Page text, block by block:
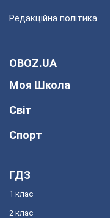
Редакційна політика
OBOZ.UA
Моя Школа
Світ
Спорт
ГДЗ
1 клас
2 клас